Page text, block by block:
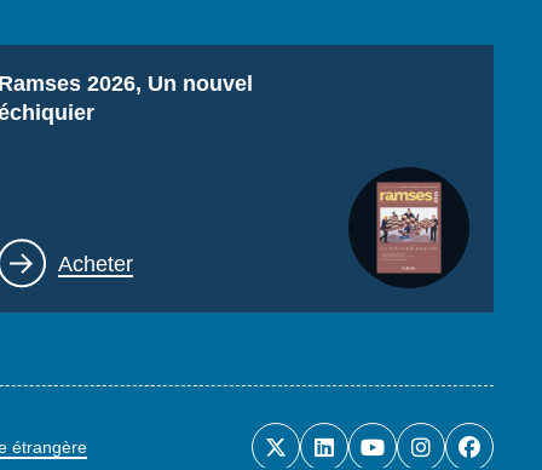
2026, Un nouvel
Lien
Acheter
étrangère